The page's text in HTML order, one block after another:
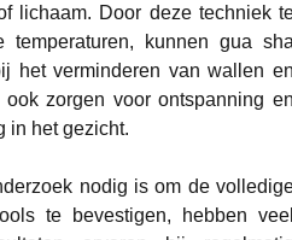
lichaam. Door deze techniek
temperaturen, kunnen gua
het verminderen van wallen
zorgen voor ontspanning
in het gezicht.
nodig is om de
te bevestigen, hebben